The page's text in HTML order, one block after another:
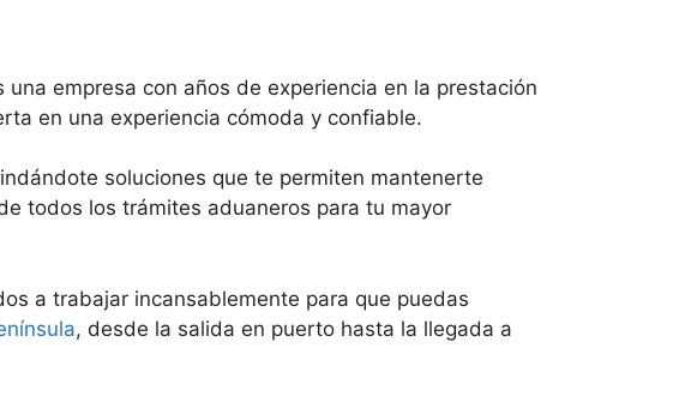
empresa con años de experiencia en la prestación
en una experiencia cómoda y confiable.
soluciones que te permiten mantenerte
todos los trámites aduaneros para tu mayor
a trabajar incansablemente para que puedas
, desde la salida en puerto hasta la llegada a